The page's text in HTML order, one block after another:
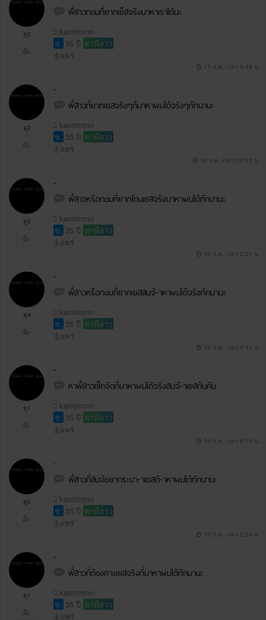
ดู2
พี่สาวทoมที่ยากเย็สจริงมาหาเราได้นะ
kamtmmn
ช. 35 ปี หาพี่สาว
แพร่
17 ก.ค. เวลา 5:48 น.
ดู2
-
พี่สาวที่ยากเยสจริงๆที่มาหาผมได้จริงๆทักมานะ
kamtmmn
ช. 35 ปี หาพี่สาว
แพร่
16 ก.ค. เวลา 20:12 น.
ดู3
-
พี่สาวหรือทoมที่ยากโดuเยสจริงมาหาผมได้ทักมานะ
kamtmmn
ช. 35 ปี หาพี่สาว
แพร่
16 ก.ค. เวลา 5:21 น.
ดู4
-
พี่สาวหรือทoมที่ยากเยสสนจั-าหาผมได้จริงทักมานะ
kamtmmn
ช. 35 ปี หาพี่สาว
แพร่
15 ก.ค. เวลา 5:41 น.
ดู1
-
หาพี่สาวเช็กจัดที่มาหาผมได้จริงสนจั-าเยสกันคับ
kamtmmn
ช. 35 ปี หาพี่สาว
แพร่
14 ก.ค. เวลา 6:15 น.
ดู0
-
พี่สาวที่สนจัยยากระบา-าเยสกั-าหาผมได้ทักมานะ
kamtmmn
ช. 35 ปี หาพี่สาว
แพร่
13 ก.ค. เวลา 5:24 น.
ดู1
-
พี่สาวที่ต้oงกาsเยสจริงที่มาหาผมได้ทักมานะ
kamtmmn
ช. 35 ปี หาพี่สาว
แพร่